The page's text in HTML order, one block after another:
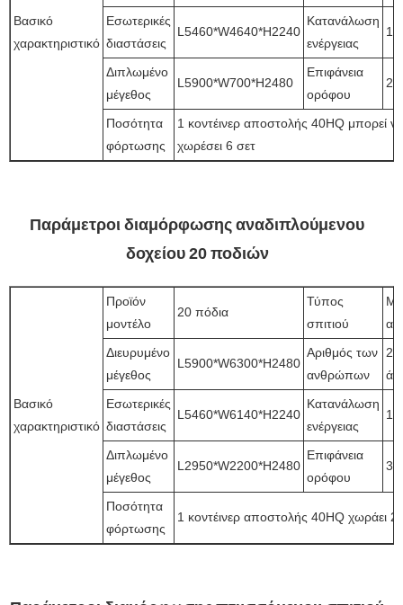
Βασικό
χαρακτηριστικό
Εσωτερικές
διαστάσεις
L5460*W4640*H2240
Κατανάλωση
ενέργειας
12
Διπλωμένο
μέγεθος
L5900*W700*H2480
Επιφάνεια
ορόφου
Ποσότητα
φόρτωσης
1 κοντέινερ αποστολής 40HQ μπορεί να
χωρέσει 6 σετ
Παράμετροι διαμόρφωσης αναδιπλούμενου
δοχείου 20 ποδιών
Βασικό
χαρακτηριστικό
Προϊόν
μοντέλο
20 πόδια
Τύπος
σπιτιού
Διευρυμένο
μέγεθος
L5900*W6300*H2480
Αριθμός των
ανθρώπων
Εσωτερικές
διαστάσεις
L5460*W6140*H2240
Κατανάλωση
ενέργειας
12
Διπλωμένο
μέγεθος
L2950*W2200*H2480
Επιφάνεια
ορόφου
Ποσότητα
φόρτωσης
1 κοντέινερ αποστολής 40HQ χωράει 2